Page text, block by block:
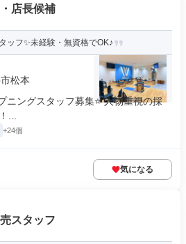
店長候補
ッフ✨未経験・無資格でOK♪
松本
ニングスタッフ募集⭐ 人物重視の採
...
+24個
気になる
スタッフ